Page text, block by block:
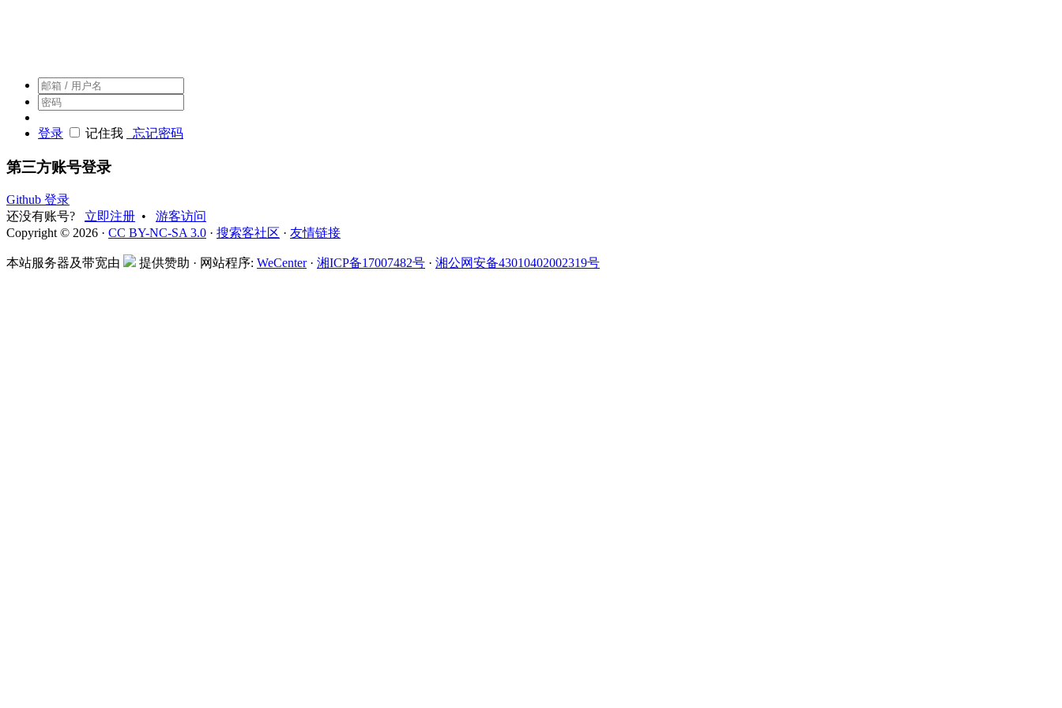
登录 记住我 忘记密码
第三方账号登录
Github 登录
还没有账号?
立即注册 • 游客访问
Copyright © 2026 · CC BY-NC-SA 3.0 · 搜索客社区 · 友情链接
本站服务器及带宽由 提供赞助 · 网站程序: WeCenter· 湘ICP备17007482号 · 湘公网安备43010402002319号